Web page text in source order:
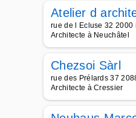
Atelier d
rue de l Ecluse 32 2000
Architecte à Neuchâtel
Chezsoi Sàrl
rue des Prélards 37
Architecte à Cressier